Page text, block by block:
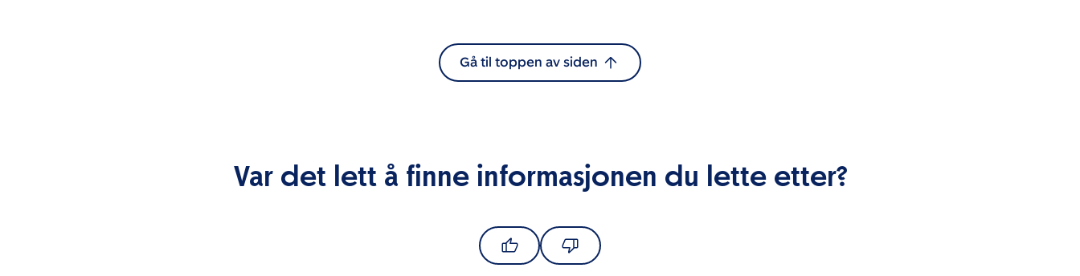
Gå til toppen av siden
Var det lett å finne informasjonen du lette etter?